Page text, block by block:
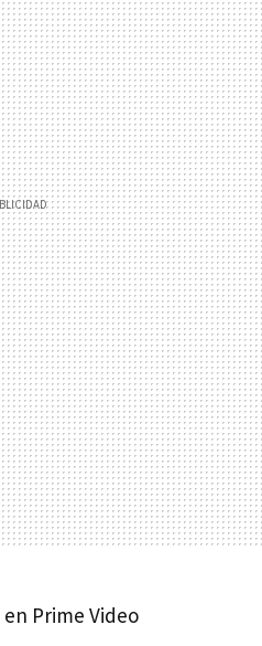
Prime Video